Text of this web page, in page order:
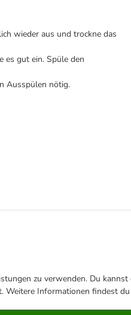
wieder aus und trockne das
es gut ein. Spüle den
Ausspülen nötig.
zu verwenden. Du
Weitere Informationen findest